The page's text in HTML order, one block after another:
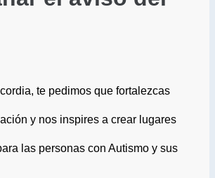
te pedimos que fortalezcas
y nos inspires a crear lugares
las personas con Autismo y sus